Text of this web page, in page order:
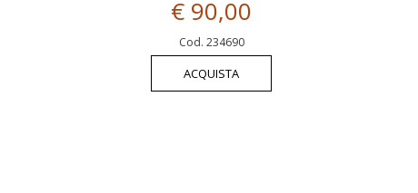
€ 90,00
Cod. 234690
ACQUISTA